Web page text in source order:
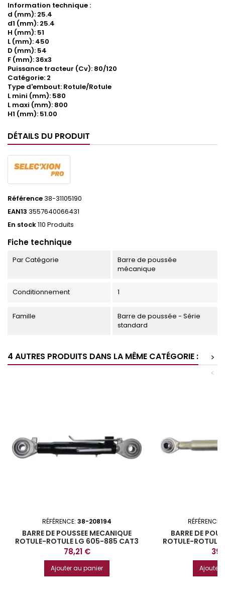
Information technique :
d (mm): 25.4
d1 (mm): 25.4
H (mm): 51
L (mm): 450
D (mm): 54
F (mm): 36x3
Puissance tracteur (Cv): 80/120
Catégorie: 2
Type d'embout: Rotule/Rotule
L mini (mm): 580
L maxi (mm): 800
H1 (mm): 51.00
DÉTAILS DU PRODUIT
Référence38-31105190
EAN13 3557640066431
En stock110 Produits
Fiche technique
Par Catégorie
Barre de poussée
mécanique
Conditionnement 1
Famille
Barre de poussée - Série
standard
4 AUTRES PRODUITS DANS LA MÊME CATÉGORIE :
>
<
RÉFÉRENCE: 38-208194
BARRE DE POUSSEE MECANIQUE
ROTULE-ROTULE LG 605-885 CAT3
Prix
78,21 €
Ajouter au panier
RÉFÉRENCE:
BARRE DE
ROTULE-
Prix
Ajouter